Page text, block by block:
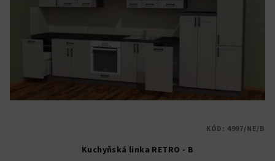
Kuchyňská linka RETRO - B
KÓD: 4997/NE/B